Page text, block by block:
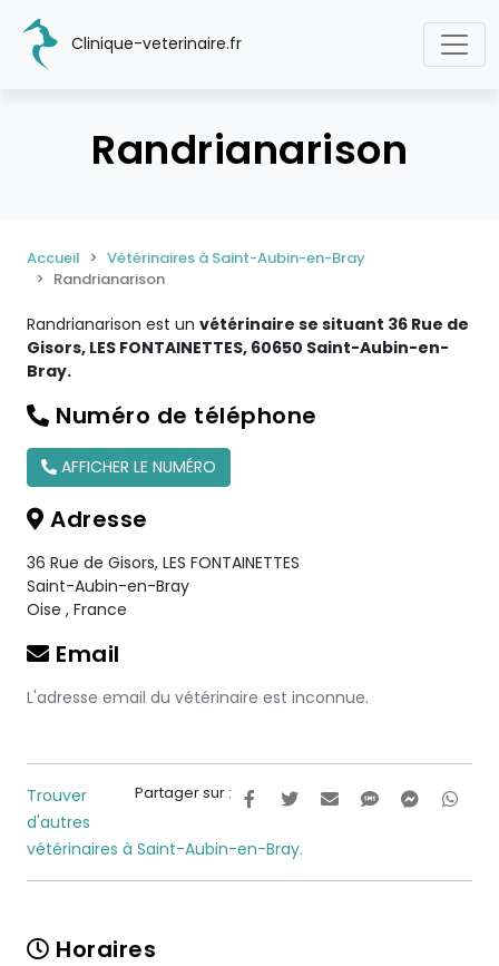
Clinique-veterinaire.fr
Randrianarison
Accueil
Vétérinaires à Saint-Aubin-en-Bray
Randrianarison
Randrianarison est un vétérinaire se situant 36 Rue de
Gisors, LES FONTAINETTES, 60650 Saint-Aubin-en-
Bray.
Numéro de téléphone
AFFICHER LE NUMÉRO
Adresse
36 Rue de Gisors, LES FONTAINETTES
Saint-Aubin-en-Bray
Oise , France
Email
L'adresse email du vétérinaire est inconnue.
Partager sur :
Trouver
d'autres
vétérinaires à Saint-Aubin-en-Bray.
Horaires